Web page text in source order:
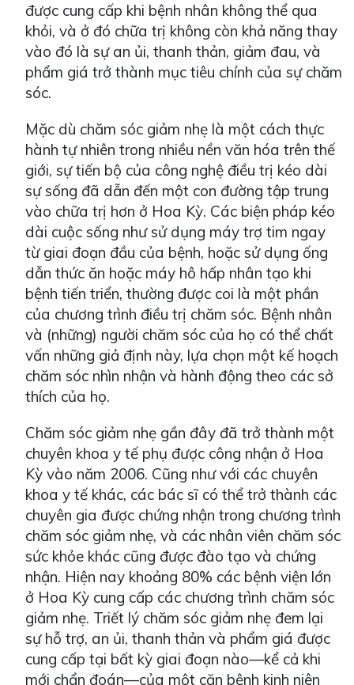
được cung cấp khi bệnh nhân không thể qua
khỏi, và ở đó chữa trị không còn khả năng thay
vào đó là sự an ủi, thanh thản, giảm đau, và
phẩm giá trở thành mục tiêu chính của sự chăm
sóc.
Mặc dù chăm sóc giảm nhẹ là một cách thực
hành tự nhiên trong nhiều nền văn hóa trên thế
giới, sự tiến bộ của công nghệ điều trị kéo dài
sự sống đã dẫn đến một con đường tập trung
vào chữa trị hơn ở Hoa Kỳ. Các biện pháp kéo
dài cuộc sống như sử dụng máy trợ tim ngay
từ giai đoạn đầu của bệnh, hoặc sử dụng ống
dẫn thức ăn hoặc máy hô hấp nhân tạo khi
bệnh tiến triển, thường được coi là một phần
của chương trình điều trị chăm sóc. Bệnh nhân
và (những) người chăm sóc của họ có thể chất
vấn những giả định này, lựa chọn một kế hoạch
chăm sóc nhìn nhận và hành động theo các sở
thích của họ.
Chăm sóc giảm nhẹ gần đây đã trở thành một
chuyên khoa y tế phụ được công nhận ở Hoa
Kỳ vào năm 2006. Cũng như với các chuyên
khoa y tế khác, các bác sĩ có thể trở thành các
chuyên gia được chứng nhận trong chương trình
chăm sóc giảm nhẹ, và các nhân viên chăm sóc
sức khỏe khác cũng được đào tạo và chứng
nhận. Hiện nay khoảng 80% các bệnh viện lớn
ở Hoa Kỳ cung cấp các chương trình chăm sóc
giảm nhẹ. Triết lý chăm sóc giảm nhẹ đem lại
sự hỗ trợ, an ủi, thanh thản và phẩm giá được
cung cấp tại bất kỳ giai đoạn nào—kể cả khi
mới chẩn đoán—của một căn bệnh kinh niên